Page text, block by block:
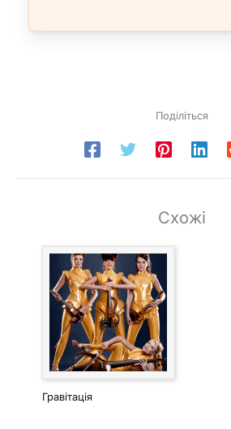
Поділіться
Схожі
Гравітація